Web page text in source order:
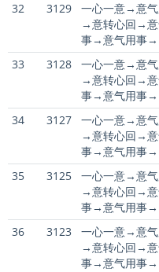
32 3129
一心一意→意
→意转心回→
事→意气用事
33 3128
一心一意→意
→意转心回→
事→意气用事
34 3127
一心一意→意
→意转心回→
事→意气用事
35 3125
一心一意→意
→意转心回→
事→意气用事
36 3123
一心一意→意
→意转心回→
事→意气用事